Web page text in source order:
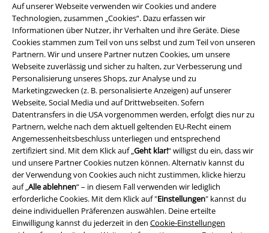
Auf unserer Webseite verwenden wir Cookies und andere
Technologien, zusammen „Cookies“. Dazu erfassen wir
Informationen über Nutzer, ihr Verhalten und ihre Geräte. Diese
Cookies stammen zum Teil von uns selbst und zum Teil von unseren
Partnern. Wir und unsere Partner nutzen Cookies, um unsere
Webseite zuverlässig und sicher zu halten, zur Verbesserung und
Personalisierung unseres Shops, zur Analyse und zu
Marketingzwecken (z. B. personalisierte Anzeigen) auf unserer
Webseite, Social Media und auf Drittwebseiten. Sofern
Datentransfers in die USA vorgenommen werden, erfolgt dies nur zu
Partnern, welche nach dem aktuell geltenden EU-Recht einem
Angemessenheitsbeschluss unterliegen und entsprechend
zertifiziert sind. Mit dem Klick auf „Geht klar!“ willigst du ein, dass wir
und unsere Partner Cookies nutzen können. Alternativ kannst du
der Verwendung von Cookies auch nicht zustimmen, klicke hierzu
auf „Alle ablehnen“ – in diesem Fall verwenden wir lediglich
erforderliche Cookies. Mit dem Klick auf "Einstellungen" kannst du
deine individuellen Präferenzen auswählen. Deine erteilte
Einwilligung kannst du jederzeit in den Cookie-Einstellungen
Rechtliches
AGB
Impressum
Datenschutz
Entsorgung und Umweltschutz
Konformitätserklärung